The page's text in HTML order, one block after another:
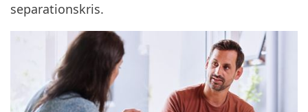
separationskris.